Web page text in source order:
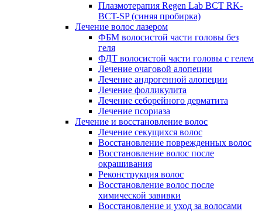
Плазмотерапия Regen Lab BCT RK-
BCT-SP (синяя пробирка)
Лечение волос лазером
ФБМ волосистой части головы без
геля
ФДТ волосистой части головы с гелем
Лечение очаговой алопеции
Лечение андрогенной алопеции
Лечение фолликулита
Лечение себорейного дерматита
Лечение псориаза
Лечение и восстановление волос
Лечение секущихся волос
Восстановление поврежденных волос
Восстановление волос после
окрашивания
Реконструкция волос
Восстановление волос после
химической завивки
Восстановление и уход за волосами